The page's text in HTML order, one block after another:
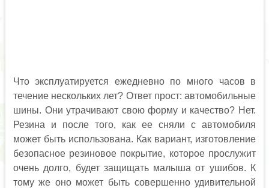
Что эксплуатируется ежедневно по много часов в
течение нескольких лет? Ответ прост: автомобильные
шины. Они утрачивают свою форму и качество? Нет.
Резина и после того, как ее сняли с автомобиля
может быть использована. Как вариант, изготовление
безопасное резиновое покрытие, которое прослужит
очень долго, будет защищать малыша от ушибов. К
тому же оно может быть совершенно удивительной